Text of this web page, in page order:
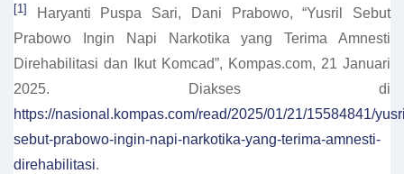
[1]
Haryanti Puspa Sari, Dani Prabowo, “Yusril Sebut
Prabowo Ingin Napi Narkotika yang Terima Amnesti
Direhabilitasi dan Ikut Komcad”, Kompas.com, 21 Januari
2025. Diakses di
https://nasional.kompas.com/read/2025/01/21/15584841/
sebut-prabowo-ingin-napi-narkotika-yang-terima-amnesti-
direhabilitasi.